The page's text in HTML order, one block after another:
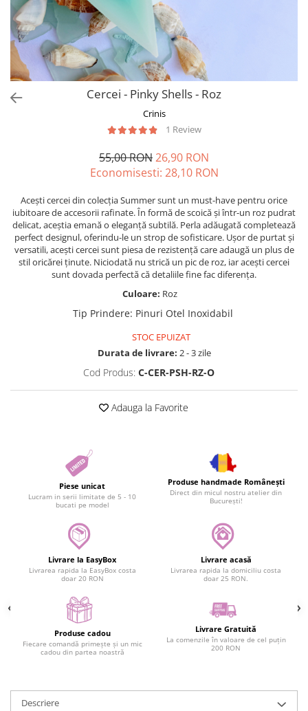
Friends
Fructe
Fundite
Monstera
Neon Collection
Second Breakfast
White Sensation
Cercei - Pinky Shells - Roz
Crinis
1 Review
55,00 RON26,90 RON
Economisesti: 28,10 RON
Acești cercei din colecția Summer sunt un must-have pentru orice
iubitoare de accesorii rafinate. În formă de scoică și într-un roz pudrat
delicat, aceștia emană o eleganță subtilă. Perla adăugată completează
perfect designul, oferindu-le un strop de sofisticare. Ușor de purtat și
versatili, acești cercei sunt piesa de rezistență care adaugă un plus de
stil oricărei ținute. Niciodată nu strică un pic de roz, iar acești cercei
sunt dovada perfectă că detaliile fine fac diferența.
Culoare: Roz
Tip Prindere: Pinuri Otel Inoxidabil
STOC EPUIZAT
Durata de livrare: 2 - 3 zile
Cod Produs: C-CER-PSH-RZ-O
Adauga la Favorite
Piese unicat
Lucram in serii limitate de 5 - 10
bucati pe model
Produse handmade Românești
Direct din micul nostru atelier din
București!
Livrare la EasyBox
Livrarea rapida la EasyBox costa
doar 20 RON
Livrare acasă
Livrarea rapida la domiciliu costa
doar 25 RON.
Produse cadou
Fiecare comandă primește și un mic
cadou din partea noastră
Livrare Gratuită
La comenzile în valoare de cel puțin
200 RON
Descriere